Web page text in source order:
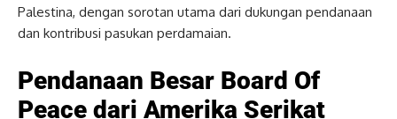
Palestina, dengan sorotan utama dari dukungan pendanaan
dan kontribusi pasukan perdamaian.
Pendanaan Besar Board Of
Peace dari Amerika Serikat